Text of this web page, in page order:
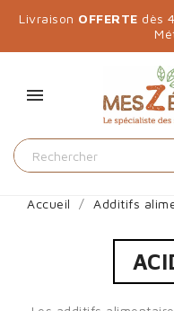
Livraison OFFERTE dès
Accueil Additifs